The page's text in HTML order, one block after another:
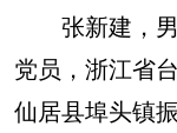
张新建，男
党员，浙江省
仙居县埠头镇